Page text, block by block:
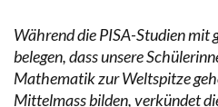
Während die PISA-Studien mit
belegen, dass unsere
Mathematik zur Weltspitze
Mittelmass bilden, verkündet